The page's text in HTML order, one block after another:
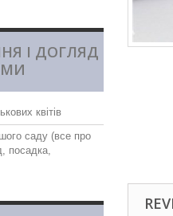
І ДОГЛЯД
квітів
саду (все про
посадка,